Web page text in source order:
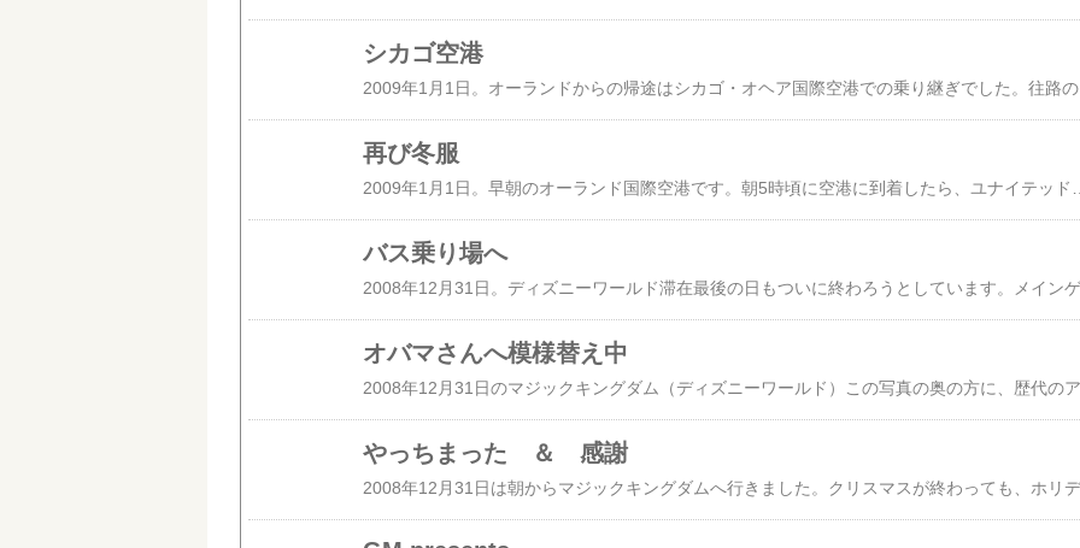
シカゴ空港
2009年1月1日。オーランドからの帰途はシカゴ・オヘア国際空港での乗り継ぎでした。往路の経由地だったワシントンＤＣには、まもなくオバマ氏が就
再び冬服
バス乗り場へ
オバマさんへ模様替え中
やっちまった ＆ 感謝